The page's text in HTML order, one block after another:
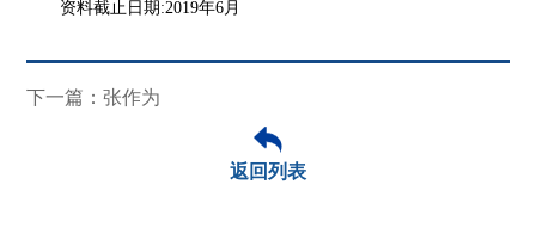
资料截止日期:2019年6月
下一篇：张作为
返回列表